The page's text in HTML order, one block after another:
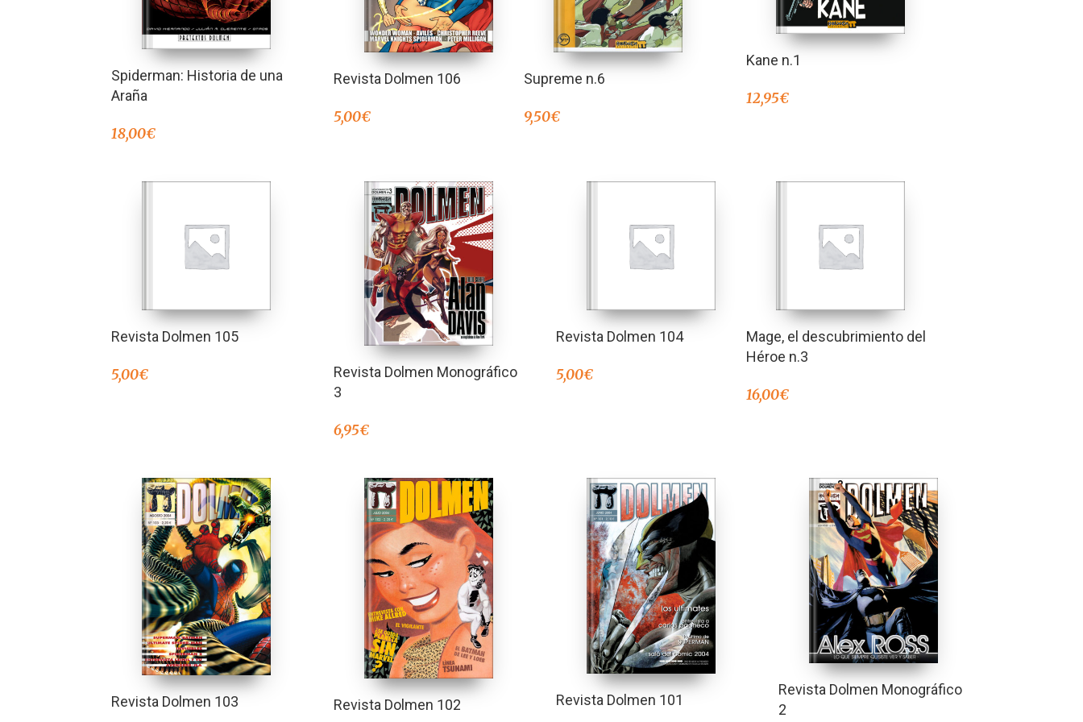
Spiderman: Historia de una
Araña
18,00€
Revista Dolmen 106
5,00€
Supreme n.6
9,50€
Kane n.1
12,95€
Revista Dolmen 105
5,00€
Revista Dolmen Monográfico
3
6,95€
Revista Dolmen 104
5,00€
Mage, el descubrimiento del
Héroe n.3
16,00€
Revista Dolmen 103 Revista Dolmen 102 Revista Dolmen 101
Revista Dolmen Monográfico
2